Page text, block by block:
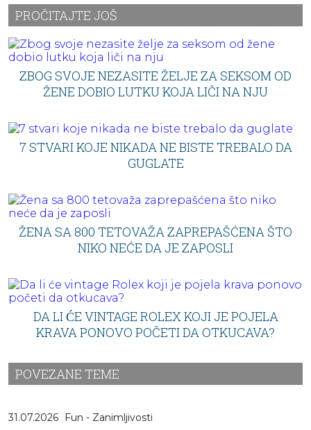
PROČITAJTE JOŠ
ZBOG SVOJE NEZASITE ŽELJE ZA SEKSOM OD
ŽENE DOBIO LUTKU KOJA LIČI NA NJU
7 STVARI KOJE NIKADA NE BISTE TREBALO DA
GUGLATE
ŽENA SA 800 TETOVAŽA ZAPREPAŠĆENA ŠTO
NIKO NEĆE DA JE ZAPOSLI
DA LI ĆE VINTAGE ROLEX KOJI JE POJELA
KRAVA PONOVO POČETI DA OTKUCAVA?
POVEZANE TEME
31.07.2026 Fun - Zanimljivosti